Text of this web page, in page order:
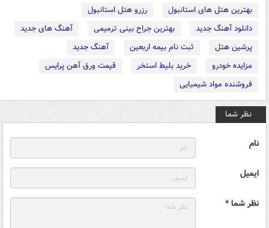
بهترین هتل های استانبول
رزرو هتل استانبول
دانلود آهنگ جدید
بهترین جراح بینی ترمیمی
آهنگ های جدید
پرشین هتل
ثبت نام بیمه اربعین
آهنگ جدید
مزایده خودرو
خرید بلیط استخر
قیمت ورق آهن پرایس
فروشنده مواد شیمیایی
نظر شما
نام
ایمیل
نظر شما *